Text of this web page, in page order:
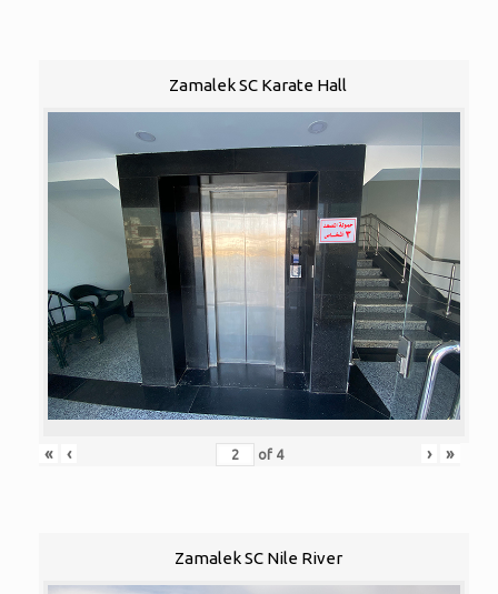
Zamalek SC Karate Hall
« ‹ of 4 › »
Zamalek SC Nile River